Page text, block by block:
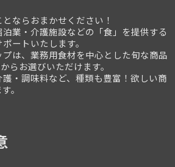
ならおまかせください！
業・介護施設などの「食」を提供する
ートいたします。
は、業務用食材を中心とした旬な商品
らお選びいただけます。
・調味料など、種類も豊富！欲しい商
。